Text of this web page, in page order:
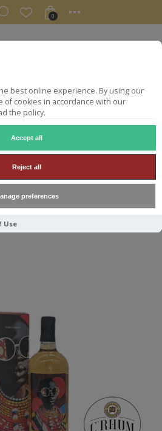
best online experience. By using our
cookies in accordance with our
the policy.
Accept all
Reject all
preferences
Use
0
HIDDEN SPIRITS
70CL 53.1°